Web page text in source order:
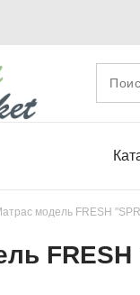
модель FRESH